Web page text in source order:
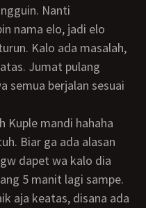
Nanti
nama elo, jadi elo
Kalo ada masalah,
Jumat pulang
semua berjalan sesuai
Biar ga ada alasan
dapet wa kalo dia
5 manit lagi sampe.
aja keatas, disana ada